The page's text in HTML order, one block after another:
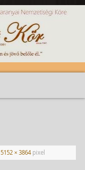
5152 × 3864pixel